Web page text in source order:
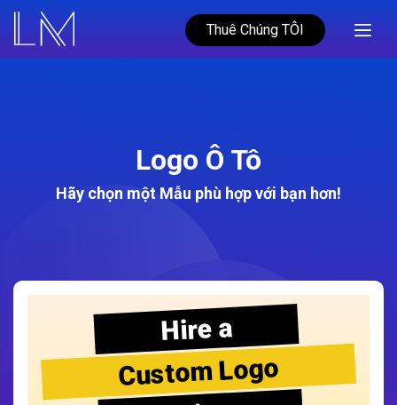
Thuê Chúng TÔI
Logo Ô Tô
Hãy chọn một Mẫu phù hợp với bạn hơn!
Hire a
Custom Logo